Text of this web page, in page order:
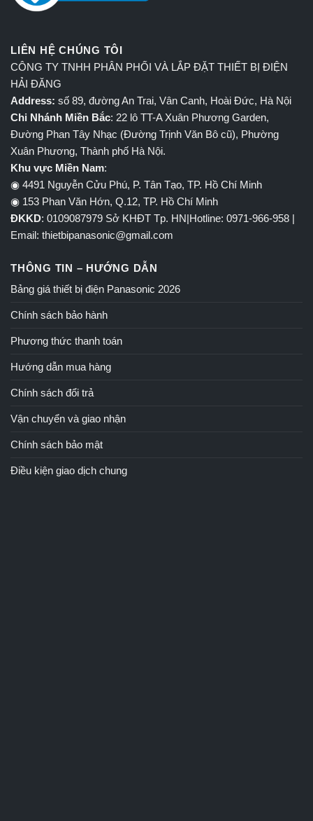
LIÊN HỆ CHÚNG TÔI
CÔNG TY TNHH PHÂN PHỐI VÀ LẮP ĐẶT THIẾT BỊ ĐIỆN
HẢI ĐĂNG
Address: số 89, đường An Trai, Vân Canh, Hoài Đức, Hà Nội
Chi Nhánh Miền Bắc: 22 lô TT-A Xuân Phương Garden,
Đường Phan Tây Nhạc (Đường Trịnh Văn Bô cũ), Phường
Xuân Phương, Thành phố Hà Nội.
Khu vực Miền Nam:
◉ 4491 Nguyễn Cửu Phú, P. Tân Tạo, TP. Hồ Chí Minh
◉ 153 Phan Văn Hớn, Q.12, TP. Hồ Chí Minh
ĐKKD: 0109087979 Sở KHĐT Tp. HN|Hotline: 0971-966-958 |
Email: thietbipanasonic@gmail.com
THÔNG TIN – HƯỚNG DẪN
Bảng giá thiết bị điện Panasonic 2026
Chính sách bảo hành
Phương thức thanh toán
Hướng dẫn mua hàng
Chính sách đổi trả
Vận chuyển và giao nhận
Chính sách bảo mật
Điều kiện giao dịch chung